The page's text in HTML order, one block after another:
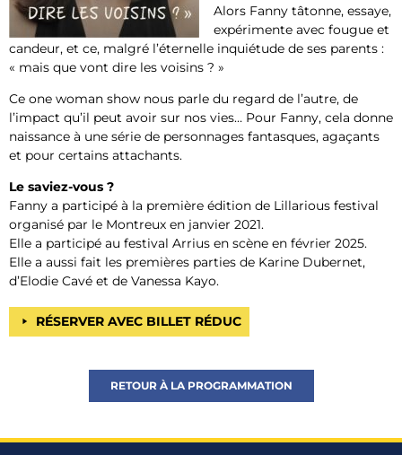
Alors Fanny tâtonne, essaye,
expérimente avec fougue et
candeur, et ce, malgré l’éternelle inquiétude de ses parents :
« mais que vont dire les voisins ? »
Ce one woman show nous parle du regard de l’autre, de
l’impact qu’il peut avoir sur nos vies… Pour Fanny, cela donne
naissance à une série de personnages fantasques, agaçants
et pour certains attachants.
Le saviez-vous ?
Fanny a participé à la première édition de Lillarious festival
organisé par le Montreux en janvier 2021.
Elle a participé au festival Arrius en scène en février 2025.
Elle a aussi fait les premières parties de Karine Dubernet,
d’Elodie Cavé et de Vanessa Kayo.
RÉSERVER AVEC BILLET RÉDUC
RETOUR À LA PROGRAMMATION